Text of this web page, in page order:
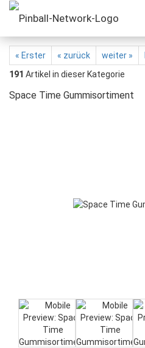
« Erster « zurück weiter »
191 Artikel in dieser Kategorie
Space Time Gummisortiment